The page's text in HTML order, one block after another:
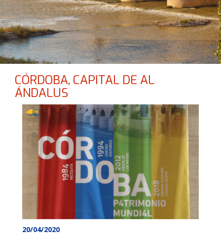
CÓRDOBA, CAPITAL DE AL
ÁNDALUS
20/04/2020